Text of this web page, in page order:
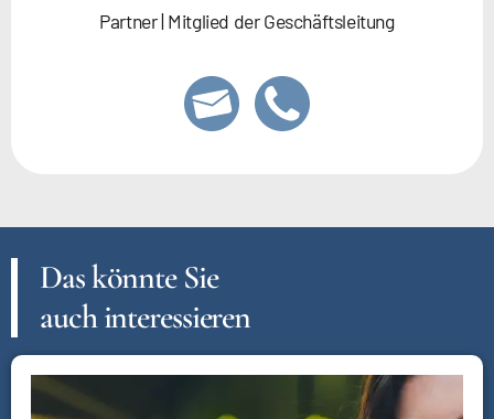
Partner | Mitglied der Geschäftsleitung
Das könnte Sie
auch interessieren